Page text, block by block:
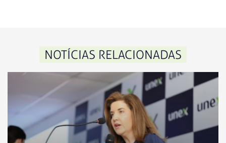
NOTÍCIAS RELACIONADAS